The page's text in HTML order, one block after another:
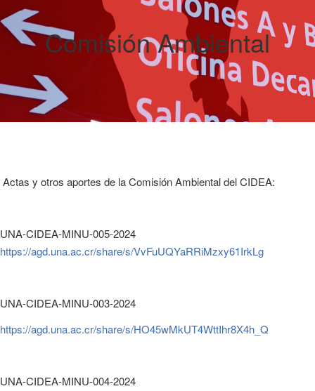
Comisión Ambiental
Actas y otros aportes de la Comisión Ambiental del CIDEA:
UNA-CIDEA-MINU-005-2024
https://agd.una.ac.cr/share/s/VvFuUQYaRRiMzxy61IrkLg
UNA-CIDEA-MINU-003-2024
https://agd.una.ac.cr/share/s/HO45wMkUT4WttIhr8X4h_Q
UNA-CIDEA-MINU-004-2024